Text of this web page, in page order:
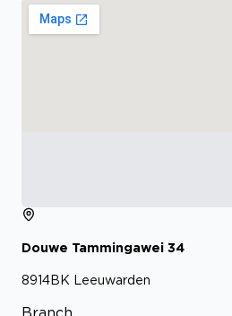
Douwe Tammingawei 34
8914BK Leeuwarden
Branch